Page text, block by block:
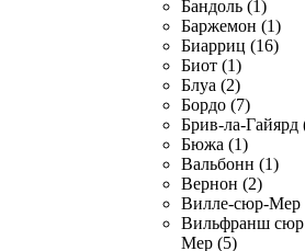
Бандоль (1)
Баржемон (1)
Биарриц (16)
Биот (1)
Блуа (2)
Бордо (7)
Брив-ла-Гайярд
Бюжа (1)
Вальбонн (1)
Вернон (2)
Вилле-сюр-Мер
Вильфранш сюр
Мер (5)